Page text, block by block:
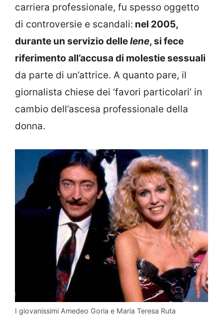
carriera professionale, fu spesso oggetto
di controversie e scandali: nel 2005,
durante un servizio delleIene, si fece
riferimento all’accusa di molestie sessuali
da parte di un’attrice. A quanto pare, il
giornalista chiese dei ‘favori particolari’ in
cambio dell’ascesa professionale della
donna.
I giovanissimi Amedeo Goria e Maria Teresa Ruta